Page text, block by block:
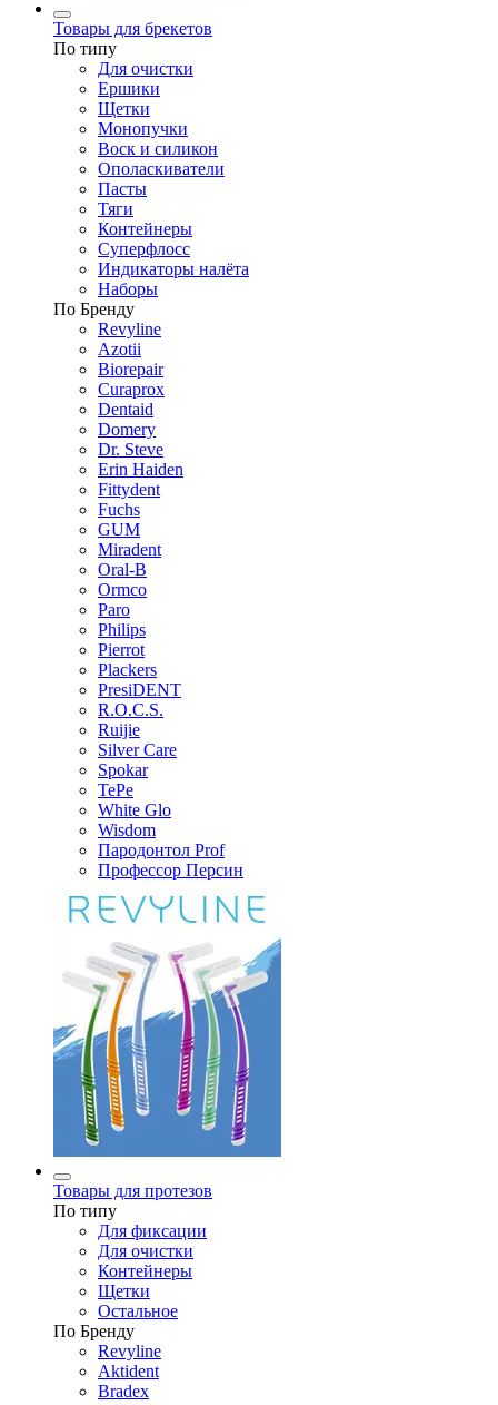
Товары для брекетов
По типу
Для очистки
Ершики
Щетки
Монопучки
Воск и силикон
Ополаскиватели
Пасты
Тяги
Контейнеры
Суперфлосс
Индикаторы налёта
Наборы
По Бренду
Revyline
Azotii
Biorepair
Curaprox
Dentaid
Domery
Dr. Steve
Erin Haiden
Fittydent
Fuchs
GUM
Miradent
Oral-B
Ormco
Paro
Philips
Pierrot
Plackers
PresiDENT
R.O.C.S.
Ruijie
Silver Care
Spokar
TePe
White Glo
Wisdom
Пародонтол Prof
Профессор Персин
Товары для протезов
По типу
Для фиксации
Для очистки
Контейнеры
Щетки
Остальное
По Бренду
Revyline
Aktident
Bradex